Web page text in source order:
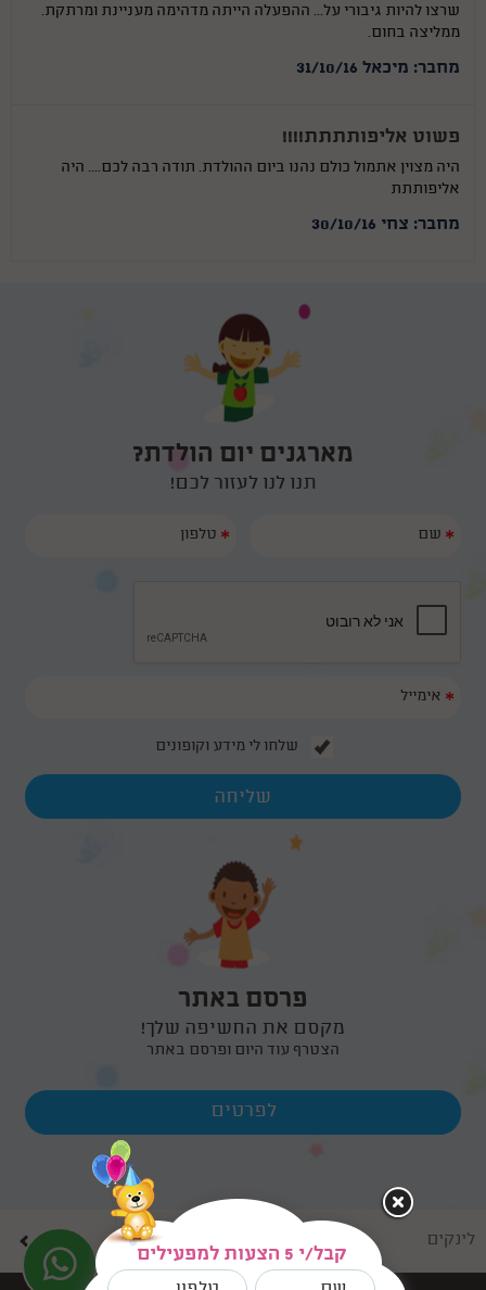
שרצו להיות גיבורי על... ההפעלה הייתה מדהימה מעניינת ומרתקת.
ממליצה בחום.
מחבר: מיכאל 31/10/16
פשוט אליפותתתת!!!!
היה מצוין אתמול כולם נהנו ביום ההולדת. תודה רבה לכם.... היה
אליפותתת
מחבר: צחי 30/10/16
מארגנים יום הולדת?
תנו לנו לעזור לכם!
*
*
*
שלחו לי מידע וקופונים
פרסם באתר
מקסם את החשיפה שלך!
הצטרף עוד היום ופרסם באתר
לפרטים
לינקים
קבל/י 5 הצעות למפעילים